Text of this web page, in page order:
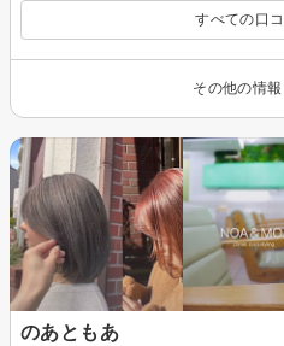
すべての口
その他の情
のあともあ